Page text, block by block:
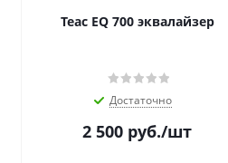
Teac EQ 700 эквалайзер
Достаточно
2 500 руб./шт